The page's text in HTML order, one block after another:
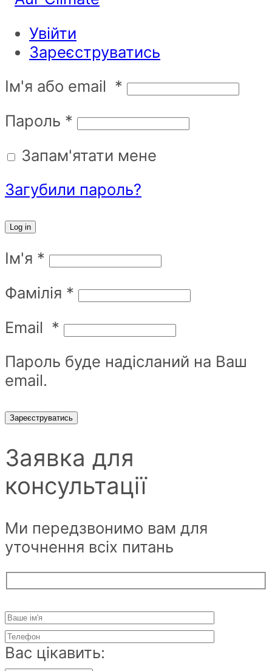
Увійти
Зареєструватись
Ім'я або email *
Пароль *
Запам'ятати мене
Загубили пароль?
Log in
Ім'я *
Фамілія *
Email *
Пароль буде надісланий на Ваш
email.
Зареєструватись
Заявка для
консультації
Ми передзвонимо вам для
уточнення всіх питань
Вас цікавить: